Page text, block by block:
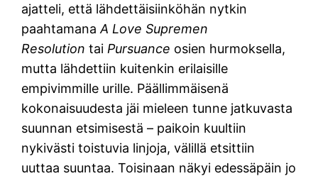
ajatteli, että lähdettäisiinköhän nytkin
paahtamanaA Love Supremen
Resolutiontai Pursuance osien hurmoksella,
mutta lähdettiin kuitenkin erilaisille
empivimmille urille. Päällimmäisenä
kokonaisuudesta jäi mieleen tunne jatkuvasta
suunnan etsimisestä – paikoin kuultiin
nykivästi toistuvia linjoja, välillä etsittiin
uuttaa suuntaa. Toisinaan näkyi edessäpäin jo